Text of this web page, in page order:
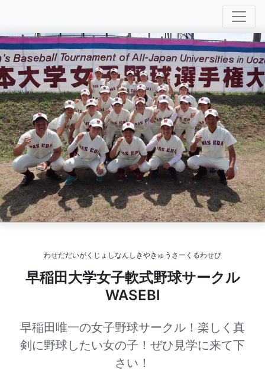
わせだだいがくじょしなんしきやきゅうさーくるわせび
早稲田大学女子軟式野球サークル
WASEBI
早稲田唯一の女子野球サークル！楽しく真
剣に野球したい女の子！ぜひ見学に来て下
さい！